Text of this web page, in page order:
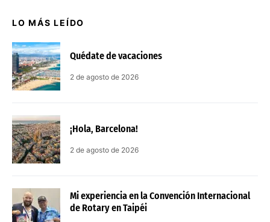
LO MÁS LEÍDO
Quédate de vacaciones
2 de agosto de 2026
¡Hola, Barcelona!
2 de agosto de 2026
Mi experiencia en la Convención Internacional
de Rotary en Taipéi